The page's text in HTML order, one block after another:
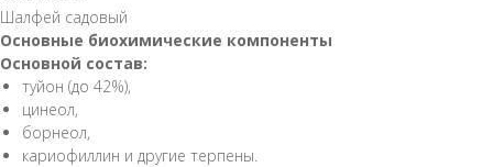
Шалфей садовый
Основные биохимические компоненты
Основной состав:
туйон (до 42%),
цинеол,
борнеол,
кариофиллин и другие терпены.